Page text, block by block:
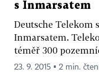
s Inmarsatem
Deutsche Telekom
Inmarsatem.
téměř 300
23. 9. 2015 ▪ 2 min.